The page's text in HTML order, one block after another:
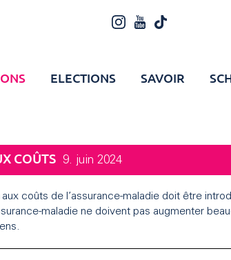
ELECTIONS SAVOIR
COÛTS 9. juin 2024
aux coûts de l’assurance-maladie doit être
maladie ne doivent pas augmenter